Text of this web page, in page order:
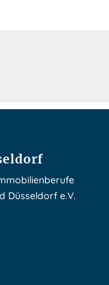
Düsseldorf e.V.